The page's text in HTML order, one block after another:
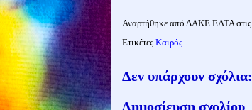
Αναρτήθηκε από ΔΑΚΕ ΕΛΤΑ στις
Ετικέτες Καιρός
Δεν υπάρχουν σχόλια:
Δημοσίευση σχολίου